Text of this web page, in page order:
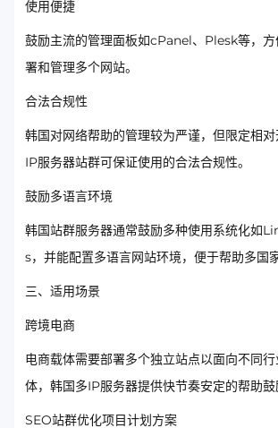
使用便捷
鼓励主流的管理面板如cPanel、Plesk等，
署和管理多个网站。
合法合规性
韩国对网络帮助的管理较为严谨，但限定相
IP服务器站群可保证使用的合法合规性。
鼓励多语言环境
韩国站群服务器通常鼓励多种使用系统化如
s，并能配置多语言网站环境，便于帮助多国
三、适用场景
跨境电商
电商载体需要部署多个独立站点以面向不同
体，韩国多IP服务器提供快节奏安定的帮助鼓
SEO站群优化项目计划方案